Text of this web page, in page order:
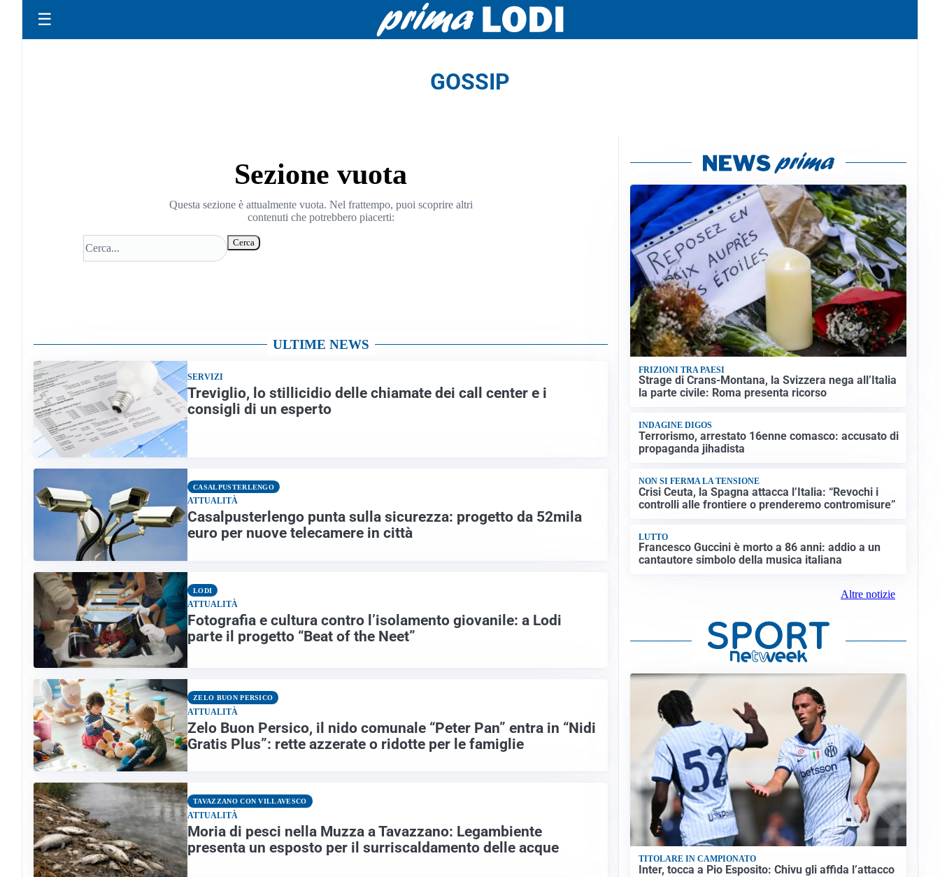
☰
GOSSIP
Sezione vuota
Questa sezione è attualmente vuota. Nel frattempo, puoi scoprire altri
contenuti che potrebbero piacerti:
Cerca
ULTIME NEWS
SERVIZI
Treviglio, lo stillicidio delle chiamate dei call center e i
consigli di un esperto
CASALPUSTERLENGO
ATTUALITÀ
Casalpusterlengo punta sulla sicurezza: progetto da 52mila
euro per nuove telecamere in città
LODI
ATTUALITÀ
Fotografia e cultura contro l’isolamento giovanile: a Lodi
parte il progetto “Beat of the Neet”
ZELO BUON PERSICO
ATTUALITÀ
Zelo Buon Persico, il nido comunale “Peter Pan” entra in “Nidi
Gratis Plus”: rette azzerate o ridotte per le famiglie
TAVAZZANO CON VILLAVESCO
ATTUALITÀ
Moria di pesci nella Muzza a Tavazzano: Legambiente
presenta un esposto per il surriscaldamento delle acque
FRIZIONI TRA PAESI
Strage di Crans-Montana, la Svizzera nega all’Italia
la parte civile: Roma presenta ricorso
INDAGINE DIGOS
Terrorismo, arrestato 16enne comasco: accusato di
propaganda jihadista
NON SI FERMA LA TENSIONE
Crisi Ceuta, la Spagna attacca l’Italia: “Revochi i
controlli alle frontiere o prenderemo contromisure”
LUTTO
Francesco Guccini è morto a 86 anni: addio a un
cantautore simbolo della musica italiana
Altre notizie
TITOLARE IN CAMPIONATO
Inter, tocca a Pio Esposito: Chivu gli affida l’attacco